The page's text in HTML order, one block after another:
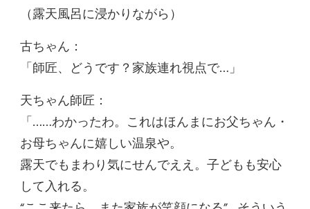
（露天風呂に浸かりながら）
古ちゃん：
「師匠、どうです？家族連れ視点で…」
天ちゃん師匠：
「……わかったわ。これはほんまにお父ちゃん・
お母ちゃんに嬉しい温泉や。
露天でもまわり気にせんでええ。子どもも安心
して入れる。